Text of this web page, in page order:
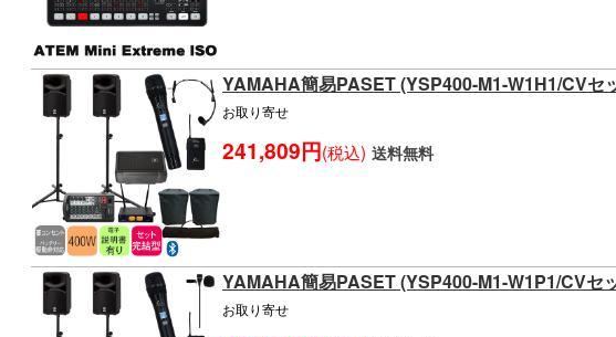
YAMAHA簡易PASET (YSP400-M1-W1H1/CVセ
お取り寄せ
241,809円(税込) 送料無料
YAMAHA簡易PASET (YSP400-M1-W1P1/CVセ
お取り寄せ